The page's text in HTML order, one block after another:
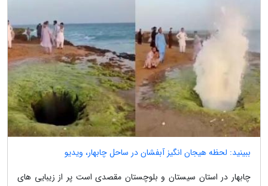
ببینید: لحظه هیجان انگیز آبفشان در ساحل چابهار، ویدیو
چابهار در استان سیستان و بلوچستان مقصدی است پر از زیبایی های